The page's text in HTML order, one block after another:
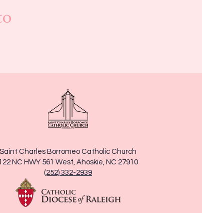
Saint Charles Borromeo Catholic Church
NC HWY 561 West, Ahoskie, NC 27910
(252) 332-2939